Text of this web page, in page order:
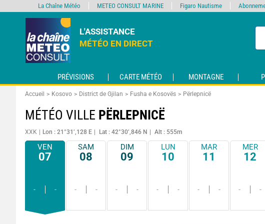
L'ASSISTANCE
MÉTÉO EN DIRECT
PRÉVISIONS CARTE MÉTÉO MONTAGNE
Accueil Kosovo District de Gjilan Fusha e Kosovës Përlepnicë
MÉTÉO VILLE PËRLEPNICË
XXK Lon : 21°31’,128 E Lat : 42°30’,846 N Alt : 555m
VEN
07
- -
SAM
08
- -
DIM
09
- -
LUN
10
- -
MAR
11
- -
MER
12
- -
La Chaîne Météo METEO CONSULT MARINE Figaro Nautisme